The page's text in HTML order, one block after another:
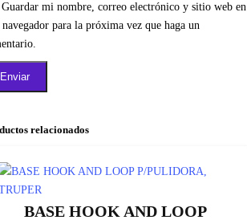
Guardar mi nombre, correo electrónico y sitio web en
navegador para la próxima vez que haga un
relacionados
BASE HOOK AND LOOP